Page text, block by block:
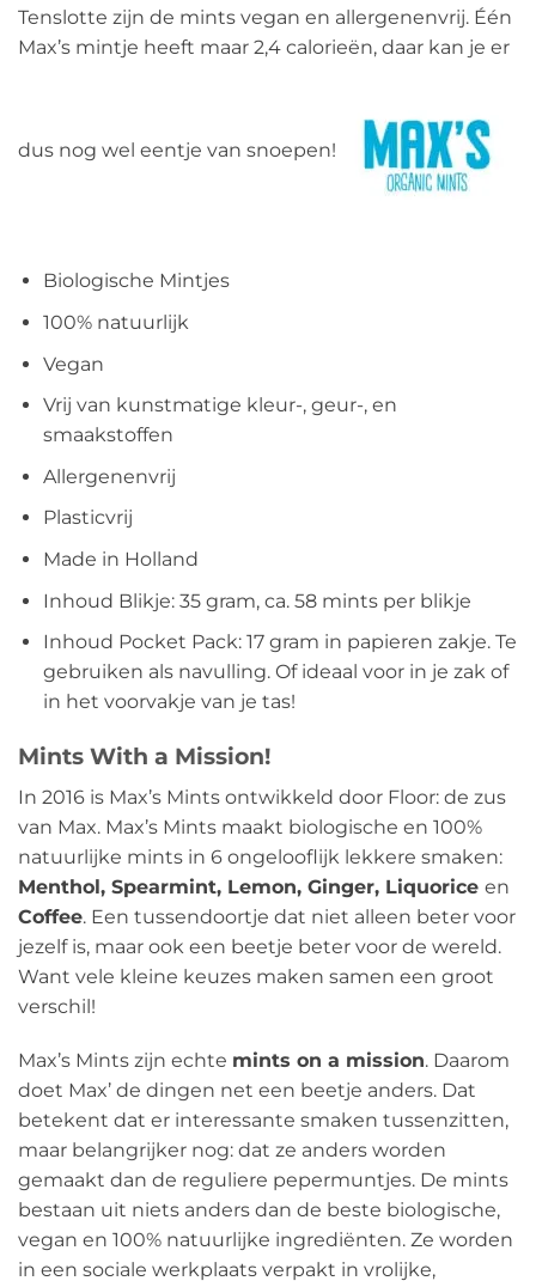
Tenslotte zijn de mints vegan en allergenenvrij. Één
Max’s mintje heeft maar 2,4 calorieën, daar kan je er
dus nog wel eentje van snoepen!
Biologische Mintjes
100% natuurlijk
Vegan
Vrij van kunstmatige kleur-, geur-, en
smaakstoffen
Allergenenvrij
Plasticvrij
Made in Holland
Inhoud Blikje: 35 gram, ca. 58 mints per blikje
Inhoud Pocket Pack: 17 gram in papieren zakje. Te
gebruiken als navulling. Of ideaal voor in je zak of
in het voorvakje van je tas!
Mints With a Mission!
In 2016 is Max’s Mints ontwikkeld door Floor: de zus
van Max. Max’s Mints maakt biologische en 100%
natuurlijke mints in 6 ongelooflijk lekkere smaken:
Menthol, Spearmint, Lemon, Ginger, Liquorice en
Coffee. Een tussendoortje dat niet alleen beter voor
jezelf is, maar ook een beetje beter voor de wereld.
Want vele kleine keuzes maken samen een groot
verschil!
Max’s Mints zijn echte mints on a mission. Daarom
doet Max’ de dingen net een beetje anders. Dat
betekent dat er interessante smaken tussenzitten,
maar belangrijker nog: dat ze anders worden
gemaakt dan de reguliere pepermuntjes. De mints
bestaan uit niets anders dan de beste biologische,
vegan en 100% natuurlijke ingrediënten. Ze worden
in een sociale werkplaats verpakt in vrolijke,